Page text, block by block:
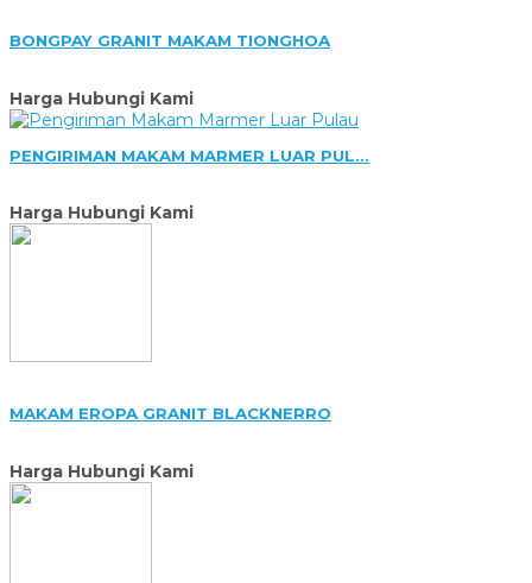
BONGPAY GRANIT MAKAM TIONGHOA
Harga Hubungi Kami
PENGIRIMAN MAKAM MARMER LUAR PUL...
Harga Hubungi Kami
MAKAM EROPA GRANIT BLACKNERRO
Harga Hubungi Kami